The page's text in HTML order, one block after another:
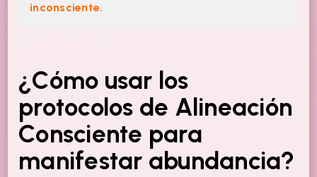
inconsciente.
¿Cómo usar los
protocolos de Alineación
Consciente para
manifestar abundancia?